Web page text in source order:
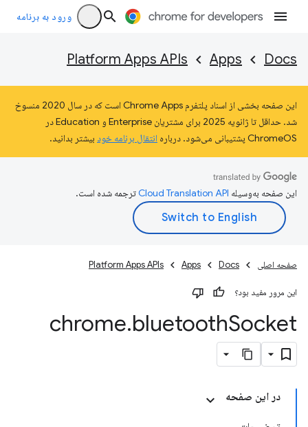
ورود به برنامه
Docs
Apps
Platform Apps APIs
این صفحه بخشی از اسناد پلتفرم Chrome Apps است که در سال 2020 منسوخ
شد. حداقل تا ژانویه 2025 برای مشتریان Enterprise و Education در
ChromeOS پشتیبانی می‌شود. درباره
انتقال برنامه خود بیشتر بدانید.
این صفحه به‌وسیله ترجمه شده است.
صفحه اصلی Docs
Apps
Platform Apps APIs
این مرور مفید بود؟
chrome.bluetoothSocket
در این صفحه